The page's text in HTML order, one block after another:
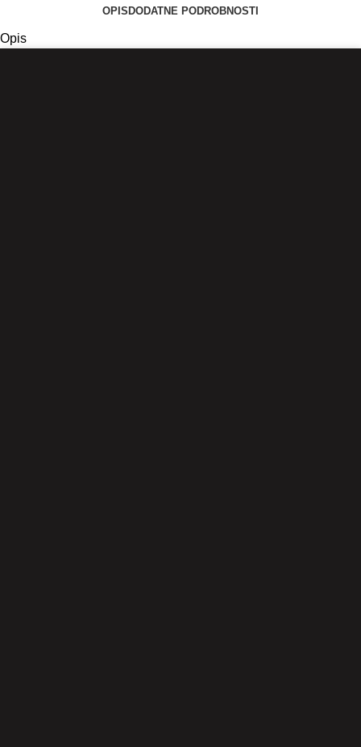
OPIS DODATNE PODROBNOSTI
Opis